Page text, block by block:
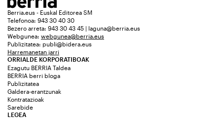
Berria.eus - Euskal Editorea SM
Telefonoa: 943 30 40 30
Bezero arreta: 943 30 43 45 | laguna@berria.eus
Webgunea: webgunea@berria.eus
Publizitatea: publi@bidera.eus
Harremanetan jarri
ORRIALDE KORPORATIBOAK
Ezagutu BERRIA Taldea
BERRIA berri bloga
Publizitatea
Galdera-erantzunak
Kontratazioak
Sarebide
LEGEA